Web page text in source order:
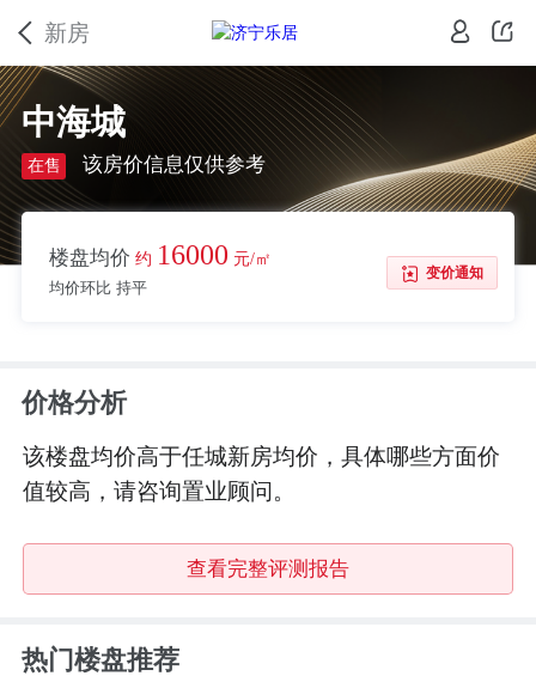
新房
中海城
在售 该房价信息仅供参考
楼盘均价 约 16000 元/㎡
均价环比 持平
变价通知
价格分析
该楼盘均价高于任城新房均价，具体哪些方面价
值较高，请咨询置业顾问。
查看完整评测报告
热门楼盘推荐